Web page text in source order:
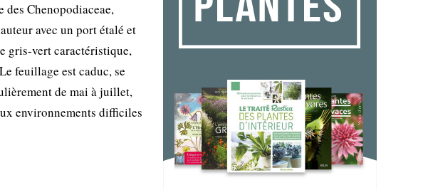
Chenopodiaceae,
avec un port étalé et
gris-vert caractéristique,
feuillage est caduc, se
de mai à juillet,
environnements difficiles